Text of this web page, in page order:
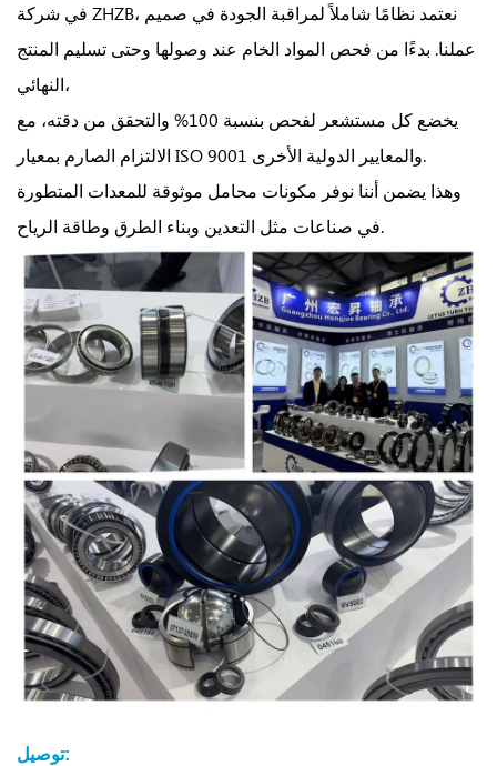
في شركة ZHZB، نعتمد نظامًا شاملاً لمراقبة الجودة في صميم
عملنا. بدءًا من فحص المواد الخام عند وصولها وحتى تسليم المنتج
النهائي،
يخضع كل مستشعر لفحص بنسبة 100% والتحقق من دقته، مع
الالتزام الصارم بمعيار ISO 9001 والمعايير الدولية الأخرى.
وهذا يضمن أننا نوفر مكونات محامل موثوقة للمعدات المتطورة
في صناعات مثل التعدين وبناء الطرق وطاقة الرياح.
توصيل: